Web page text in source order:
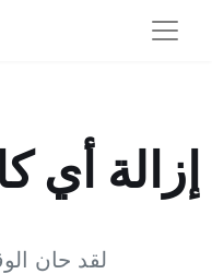
إزالة أي
لقد حان